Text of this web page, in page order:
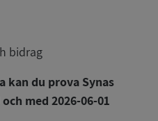
bidrag
kan du prova Synas
med 2026-06-01